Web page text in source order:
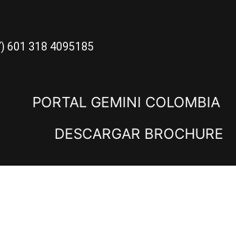
601 318 4095185
PORTAL GEMINI COLOMBIA
DESCARGAR BROCHURE